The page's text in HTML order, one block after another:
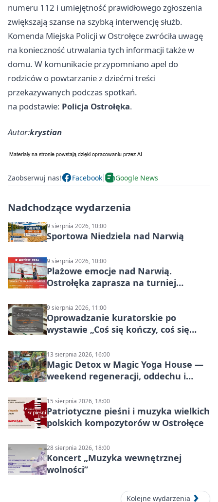
numeru 112 i umiejętność prawidłowego zgłoszenia
zwiększają szanse na szybką interwencję służb.
Komenda Miejska Policji w Ostrołęce zwróciła uwagę
na konieczność utrwalania tych informacji także w
domu. W komunikacie przypomniano apel do
rodziców o powtarzanie z dziećmi treści
przekazywanych podczas spotkań.
na podstawie: Policja Ostrołęka.
Autor:krystian
Zaobserwuj nas! Facebook Google News
Nadchodzące wydarzenia
9 sierpnia 2026, 10:00
Sportowa Niedziela nad Narwią
9 sierpnia 2026, 10:00
Plażowe emocje nad Narwią.
Ostrołęka zaprasza na turniej
9 sierpnia 2026, 11:00
Oprowadzanie kuratorskie po
wystawie „Coś się kończy, coś się
Mazowsza do Korony”
13 sierpnia 2026, 16:00
Magic Detox w Magic Yoga House —
weekend regeneracji, oddechu i
15 sierpnia 2026, 18:00
Patriotyczne pieśni i muzyka wielkich
polskich kompozytorów w Ostrołęce
28 sierpnia 2026, 18:00
Koncert „Muzyka wewnętrznej
wolności”
Kolejne wydarzenia